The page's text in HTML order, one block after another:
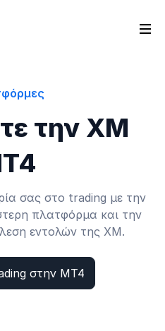
την XM
σας στο trading με την
πλατφόρμα και την
εντολών της XM.
στην MT4